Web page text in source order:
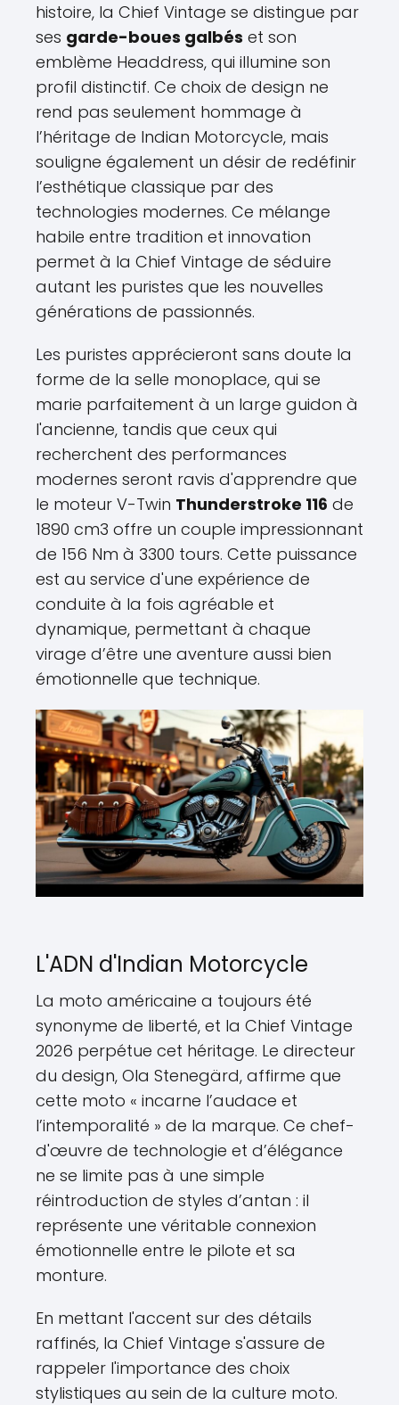
histoire, la Chief Vintage se distingue par
ses garde-boues galbés et son
emblème Headdress, qui illumine son
profil distinctif. Ce choix de design ne
rend pas seulement hommage à
l’héritage de Indian Motorcycle, mais
souligne également un désir de redéfinir
l’esthétique classique par des
technologies modernes. Ce mélange
habile entre tradition et innovation
permet à la Chief Vintage de séduire
autant les puristes que les nouvelles
générations de passionnés.
Les puristes apprécieront sans doute la
forme de la selle monoplace, qui se
marie parfaitement à un large guidon à
l'ancienne, tandis que ceux qui
recherchent des performances
modernes seront ravis d'apprendre que
le moteur V-Twin Thunderstroke 116 de
1890 cm3 offre un couple impressionnant
de 156 Nm à 3300 tours. Cette puissance
est au service d'une expérience de
conduite à la fois agréable et
dynamique, permettant à chaque
virage d’être une aventure aussi bien
émotionnelle que technique.
L'ADN d'Indian Motorcycle
La moto américaine a toujours été
synonyme de liberté, et la Chief Vintage
2026 perpétue cet héritage. Le directeur
du design, Ola Stenegärd, affirme que
cette moto « incarne l’audace et
l’intemporalité » de la marque. Ce chef-
d'œuvre de technologie et d’élégance
ne se limite pas à une simple
réintroduction de styles d’antan : il
représente une véritable connexion
émotionnelle entre le pilote et sa
monture.
En mettant l'accent sur des détails
raffinés, la Chief Vintage s'assure de
rappeler l'importance des choix
stylistiques au sein de la culture moto.